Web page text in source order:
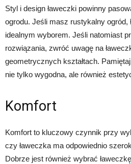
Styl i design ławeczki powinny
ogrodu. Jeśli masz rustykalny ogród,
idealnym wyborem. Jeśli natomiast
rozwiązania, zwróć uwagę na
geometrycznych kształtach.
nie tylko wygodna, ale również
Komfort
Komfort to kluczowy czynnik przy
czy ławeczka ma odpowiednio
Dobrze jest również wybrać